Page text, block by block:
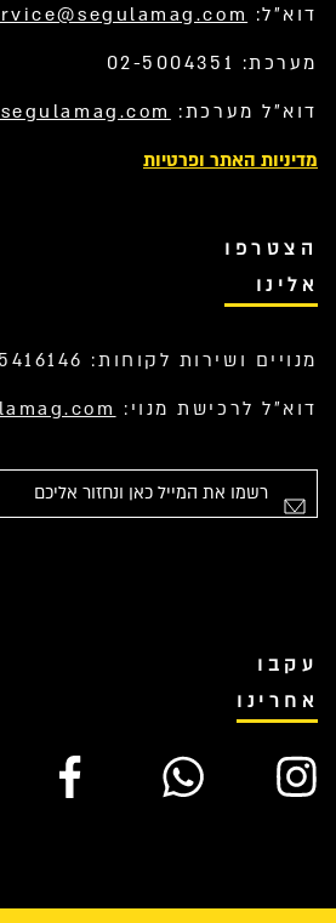
דוא”ל:
מערכת: 02-5004351
דוא”ל מערכת:
מדיניות האתר ופרטיות
הצטרפו
אלינו
מנויים ושירות לקוחות: 058-5416146
דוא”ל לרכישת מנוי:
עקבו
אחרינו